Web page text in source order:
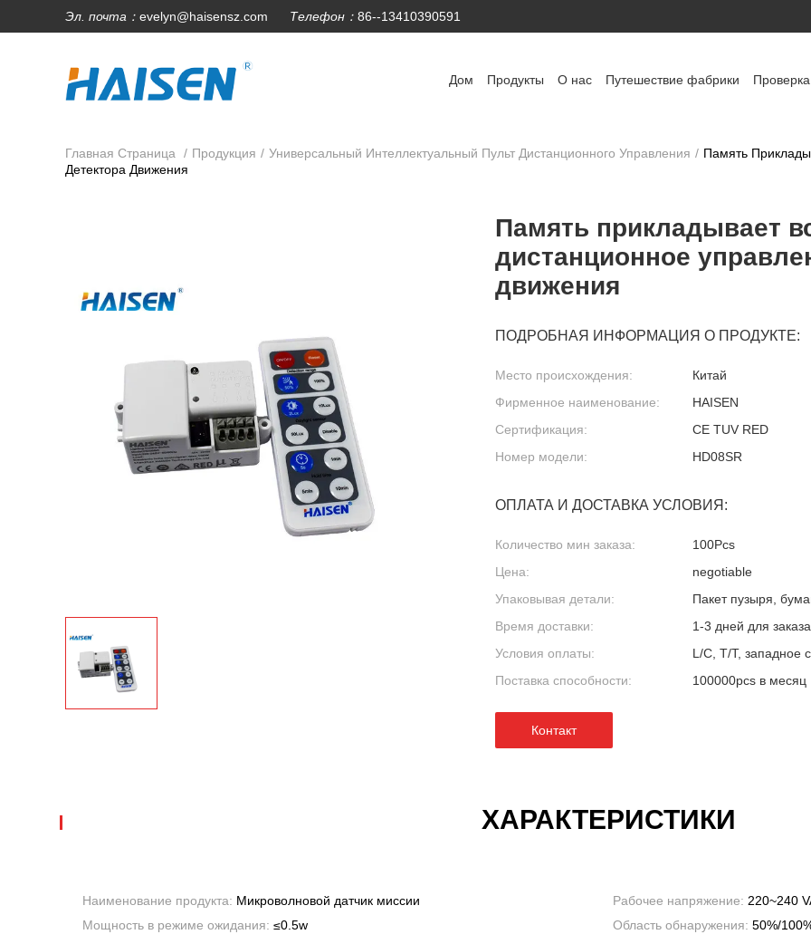
Эл. почта： evelyn@haisensz.com Телефон： 86--13410390591
Дом Продукты О нас Путешествие фабрики
Главная Страница / Продукция / Универсальный Интеллектуальный Пульт Дистанционного Управления / Память
Детектора Движения
Память прикладывает
дистанционное
движения
ПОДРОБНАЯ ИНФОРМАЦИЯ О ПРОДУКТЕ:
Место происхождения:
Китай
Фирменное наименование:
HAISEN
Сертификация:
CE TUV RED
Номер модели:
HD08SR
ОПЛАТА И ДОСТАВКА УСЛОВИЯ:
Количество мин заказа:
100Pcs
Цена:
negotiable
Упаковывая детали:
Пакет пузыря,
Время доставки:
1-3 дней для
Условия оплаты:
L/C, T/T, западное
Поставка способности:
100000pcs в месяц
Контакт
ХАРАКТЕРИСТИКИ
Наименование продукта: Микроволновой датчик миссии Рабочее напряжение: 220~240
Мощность в режиме ожидания: ≤0.5w Область обнаружения: 50%/